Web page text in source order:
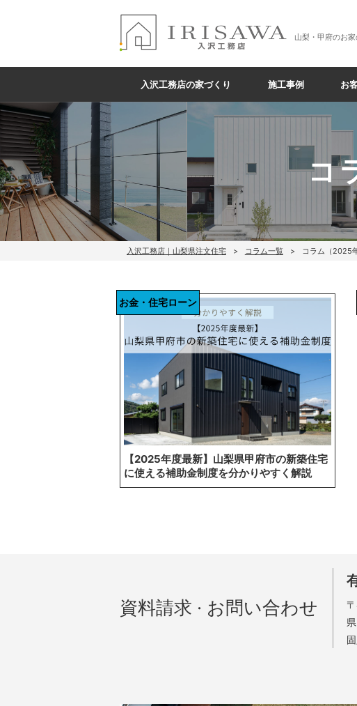
山梨・甲府のお
入沢工務店の家づくり 施工事例 お
コ
入沢工務店｜山梨県注文住宅 コラム一覧 コラム（2025
【2025年度最新】山梨県甲府市の新築住宅
に使える補助金制度を分かりやすく解説
お金・住宅ローン
資料請求 · お問い合わせ